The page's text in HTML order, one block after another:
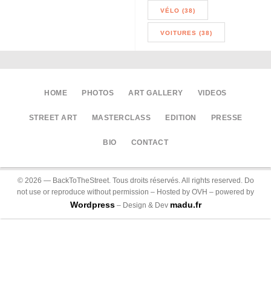
VÉLO (38)
VOITURES (38)
HOME PHOTOS ART GALLERY VIDEOS
STREET ART MASTERCLASS EDITION PRESSE
BIO CONTACT
© 2026 — BackToTheStreet. Tous droits réservés. All rights reserved. Do
not use or reproduce without permission – Hosted by OVH – powered by
Wordpress– Design & Dev madu.fr